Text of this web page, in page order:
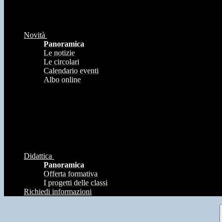
Novità
Panoramica
Le notizie
Le circolari
Calendario eventi
Albo online
Didattica
Panoramica
Offerta formativa
I progetti delle classi
Richiedi informazioni